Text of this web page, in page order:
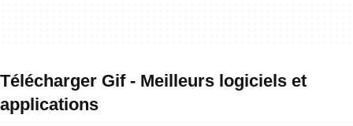
Télécharger Gif - Meilleurs logiciels et
applications